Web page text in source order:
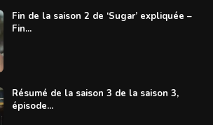
Fin de la saison 2 de ‘Sugar’ expliquée –
Fin...
Résumé de la saison 3 de la saison 3,
épisode...